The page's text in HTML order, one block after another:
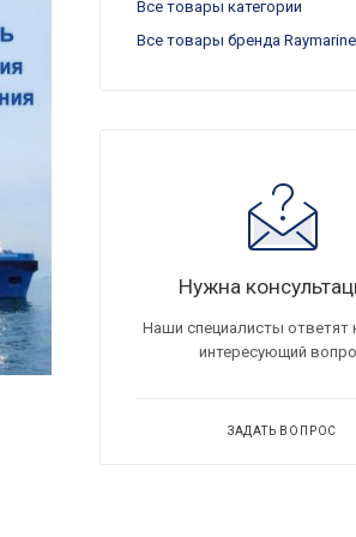
Все товары категории
Все товары бренда Raymarine
Нужна
Наши специалисты ответят
интересующий
ЗАДАТЬ ВОПРОС